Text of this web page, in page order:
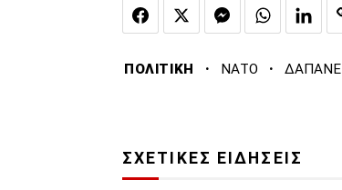
ΠΟΛΙΤΙΚΗ · ΝΑΤΟ ·
ΣΧΕΤΙΚΕΣ ΕΙΔΗΣΕΙΣ